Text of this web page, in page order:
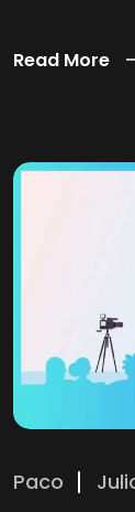
Read More
Paco